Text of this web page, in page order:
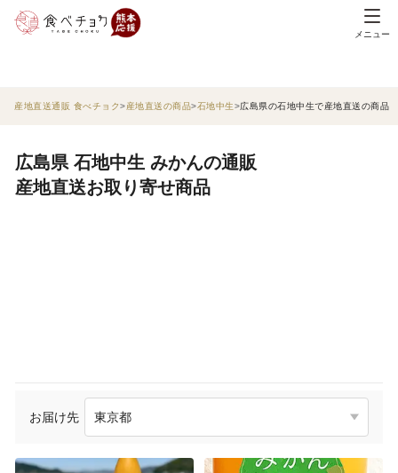
メニュー
産地直送通販 食べチョク 産地直送の商品 石地中生 広島県の石地中生で産地直送の商品
広島県 石地中生 みかんの通販
産地直送お取り寄せ商品
お届け先